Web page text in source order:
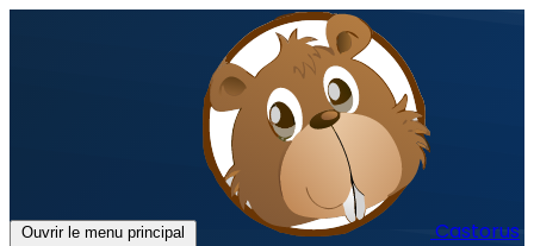
Ouvrir le menu principal Castorus